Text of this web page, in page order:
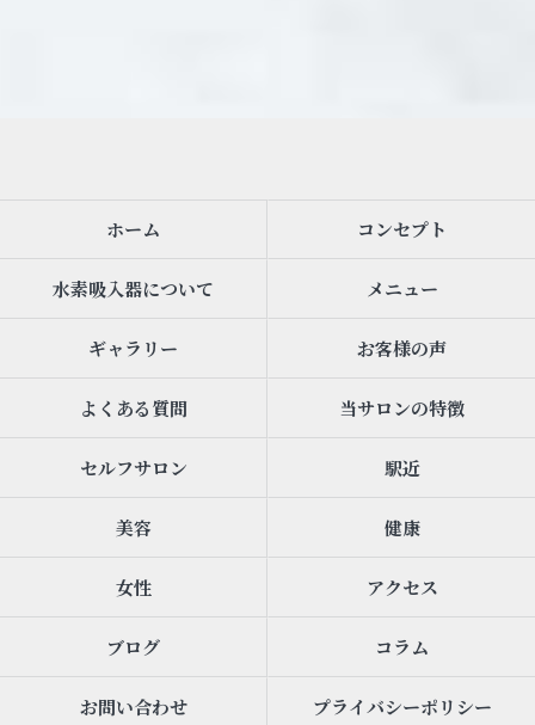
ホーム コンセプト
水素吸入器について メニュー
ギャラリー お客様の声
よくある質問 当サロンの特徴
セルフサロン 駅近
美容 健康
女性 アクセス
ブログ コラム
お問い合わせ プライバシーポリシー